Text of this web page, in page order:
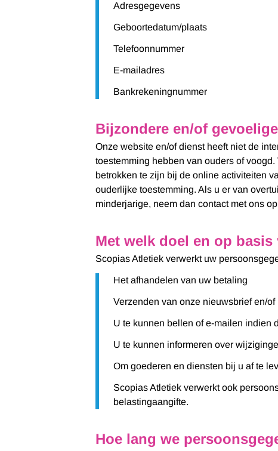
Adresgegevens
Geboortedatum/plaats
Telefoonnummer
E-mailadres
Bankrekeningnummer
Bijzondere en/of
Onze website en/of dienst heeft niet de
toestemming hebben van ouders of
betrokken te zijn bij de online activiteiten
ouderlijke toestemming. Als u er van
minderjarige, neem dan contact met ons
Met welk doel en op
Scopias Atletiek verwerkt uw
Het afhandelen van uw betaling
Verzenden van onze nieuwsbrief en/of
U te kunnen bellen of e-mailen indien
U te kunnen informeren over
Om goederen en diensten bij u af te
Scopias Atletiek verwerkt ook
belastingaangifte.
Hoe lang we